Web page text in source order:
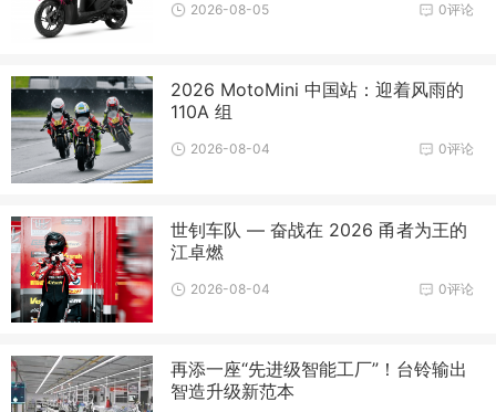
0评论
2026-08-05
2026 MotoMini 中国站：迎着风雨的
110A 组
0评论
2026-08-04
世钊车队 — 奋战在 2026 甬者为王的
江卓燃
0评论
2026-08-04
再添一座“先进级智能工厂”！台铃输出
智造升级新范本